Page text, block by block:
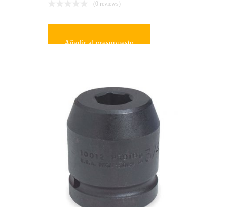
(0 reviews)
Añadir al presupuesto